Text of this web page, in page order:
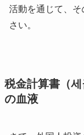
活動を通じて、
さい。
税金計算書（
の血液